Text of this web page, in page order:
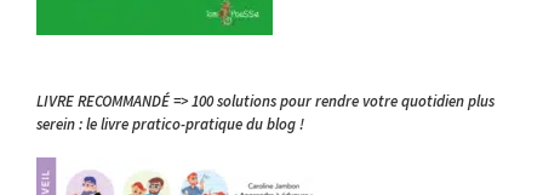
LIVRE RECOMMANDÉ => 100 solutions pour rendre votre quotidien plus
serein : le livre pratico-pratique du blog !